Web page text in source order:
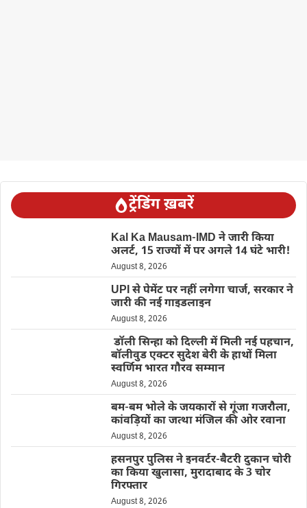
ट्रेंडिंग ख़बरें
Kal Ka Mausam-IMD ने जारी किया
अलर्ट, 15 राज्यों में पर अगले 14 घंटे भारी!
August 8, 2026
UPI से पेमेंट पर नहीं लगेगा चार्ज, सरकार ने
जारी की नई गाइडलाइन
August 8, 2026
डॉली सिन्हा को दिल्ली में मिली नई पहचान,
बॉलीवुड एक्टर सुदेश बेरी के हाथों मिला
स्वर्णिम भारत गौरव सम्मान
August 8, 2026
बम-बम भोले के जयकारों से गूंजा गजरौला,
कांवड़ियों का जत्था मंजिल की ओर रवाना
August 8, 2026
हसनपुर पुलिस ने इनवर्टर-बैटरी दुकान चोरी
का किया खुलासा, मुरादाबाद के 3 चोर
गिरफ्तार
August 8, 2026